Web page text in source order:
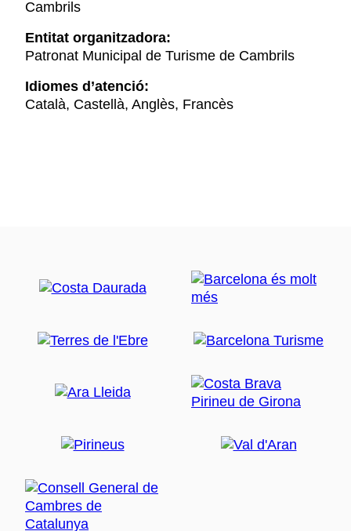
Cambrils
Entitat organitzadora:
Patronat Municipal de Turisme de Cambrils
Idiomes d’atenció:
Català, Castellà, Anglès, Francès